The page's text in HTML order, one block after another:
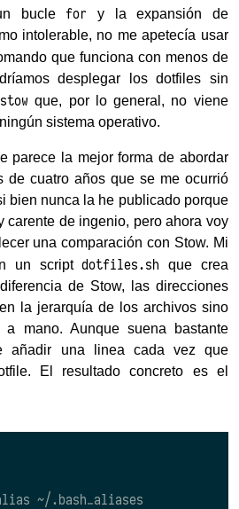
bucle for y la expansión de
intolerable, no me apetecía usar
que funciona con menos de
desplegar los dotfiles sin
stow que, por lo general, no viene
sistema operativo.
parece la mejor forma de abordar
de cuatro años que se me ocurrió
bien nunca la he publicado porque
carente de ingenio, pero ahora voy
una comparación con Stow. Mi
un scriptdotfiles.sh que crea
de Stow, las direcciones
la jerarquía de los archivos sino
a mano. Aunque suena bastante
añadir una linea cada vez que
El resultado concreto es el
~/.bash_aliases